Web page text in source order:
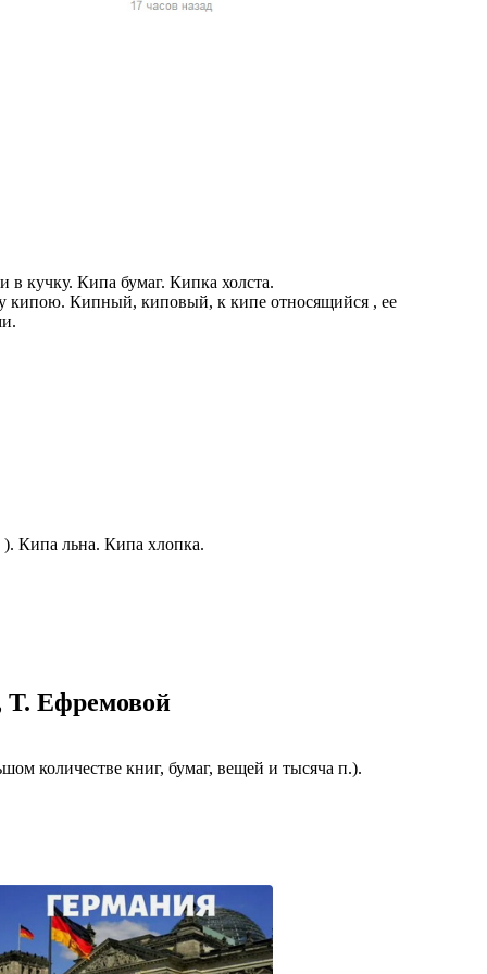
женщин и
страны),
встреча
проживание.
в
банка,
в кучку. Кипа бумаг. Кипка холста.
кипою. Кипный, киповый, к кипе относящийся , ее
). Кипа льна. Кипа хлопка.
Т. Ефремовой
количестве книг, бумаг, вещей и тысяча п.).